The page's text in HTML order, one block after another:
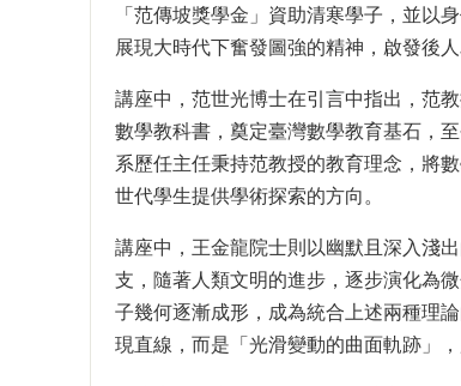
「范傳坡獎學金」資助清寒學子，並以
展現大時代下奮發圖強的精神，啟發後
講座中，范世光博士在引言中指出，范
數學教科書，奠定臺灣數學教育基石，
系歷任主任秉持范教授的教育理念，將
世代學生提供學術探索的方向。
講座中，王金龍院士則以幽默且深入淺
支，隨著人類文明的進步，逐步演化為
子幾何逐漸成形，成為統合上述兩種理
現直線，而是「光滑變動的曲面軌跡」